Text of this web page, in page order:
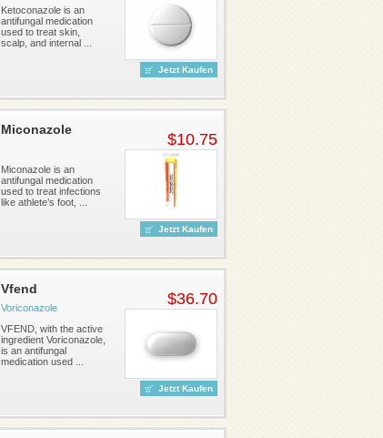
Ketoconazole is an
antifungal medication
used to treat skin,
scalp, and internal ...
Jetzt Kaufen
Miconazole
Miconazole is an
antifungal medication
used to treat infections
like athlete’s foot, ...
$10.75
Jetzt Kaufen
Vfend
Voriconazole
VFEND, with the active
ingredient Voriconazole,
is an antifungal
medication used ...
$36.70
Jetzt Kaufen